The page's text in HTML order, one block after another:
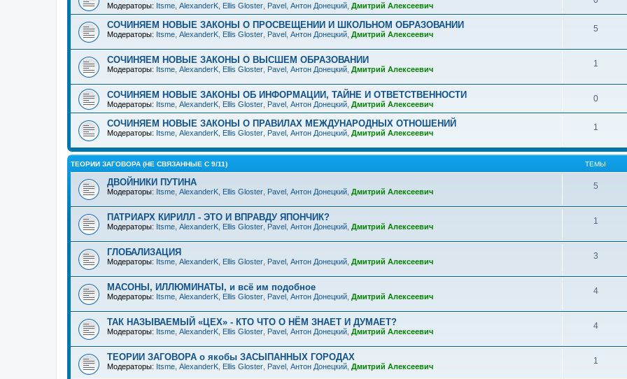
Модераторы: Itsme AlexanderK Ellis Gloster Pavel Антон Донецкий Дмитрий Алексеевич
СОЧИНЯЕМ НОВЫЕ ЗАКОНЫ О ПРОСВЕЩЕНИИ И ШКОЛЬНОМ ОБРАЗОВАНИИ
Модераторы: Itsme AlexanderK Ellis Gloster Pavel Антон Донецкий Дмитрий Алексеевич
5
СОЧИНЯЕМ НОВЫЕ ЗАКОНЫ О ВЫСШЕМ ОБРАЗОВАНИИ
Модераторы: Itsme AlexanderK Ellis Gloster Pavel Антон Донецкий Дмитрий Алексеевич
1
СОЧИНЯЕМ НОВЫЕ ЗАКОНЫ ОБ ИНФОРМАЦИИ, ТАЙНЕ И ОТВЕТСТВЕННОСТИ
Модераторы: Itsme AlexanderK Ellis Gloster Pavel Антон Донецкий Дмитрий Алексеевич
0
СОЧИНЯЕМ НОВЫЕ ЗАКОНЫ О ПРАВИЛАХ МЕЖДУНАРОДНЫХ ОТНОШЕНИЙ
Модераторы: Itsme AlexanderK Ellis Gloster Pavel Антон Донецкий Дмитрий Алексеевич
1
ТЕОРИИ ЗАГОВОРА (НЕ СВЯЗАННЫЕ С 9/11) ТЕМЫ
ДВОЙНИКИ ПУТИНА
Модераторы: Itsme AlexanderK Ellis Gloster Pavel Антон Донецкий Дмитрий Алексеевич
5
ПАТРИАРХ КИРИЛЛ - ЭТО И ВПРАВДУ ЯПОНЧИК?
Модераторы: Itsme AlexanderK Ellis Gloster Pavel Антон Донецкий Дмитрий Алексеевич
1
ГЛОБАЛИЗАЦИЯ
Модераторы: Itsme AlexanderK Ellis Gloster Pavel Антон Донецкий Дмитрий Алексеевич
3
МАСОНЫ, ИЛЛЮМИНАТЫ, и всё им подобное
Модераторы: Itsme AlexanderK Ellis Gloster Pavel Антон Донецкий Дмитрий Алексеевич
4
ТАК НАЗЫВАЕМЫЙ «ЦЕХ» - КТО ЧТО О НЁМ ЗНАЕТ И ДУМАЕТ?
Модераторы: Itsme AlexanderK Ellis Gloster Pavel Антон Донецкий Дмитрий Алексеевич
4
ТЕОРИИ ЗАГОВОРА о якобы ЗАСЫПАННЫХ ГОРОДАХ
Модераторы: Itsme AlexanderK Ellis Gloster Pavel Антон Донецкий Дмитрий Алексеевич
1